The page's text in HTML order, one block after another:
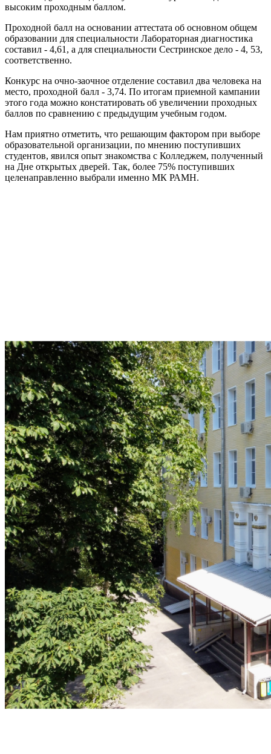
высоким проходным баллом.
Проходной балл на основании аттестата об основном общем
образовании для специальности Лабораторная диагностика
составил - 4,61, а для специальности Сестринское дело - 4, 53,
соответственно.
Конкурс на очно-заочное отделение составил два человека на
место, проходной балл - 3,74. По итогам приемной кампании
этого года можно констатировать об увеличении проходных
баллов по сравнению с предыдущим учебным годом.
Нам приятно отметить, что решающим фактором при выборе
образовательной организации, по мнению поступивших
студентов, явился опыт знакомства с Колледжем, полученный
на Дне открытых дверей. Так, более 75% поступивших
целенаправленно выбрали именно МК РАМН.